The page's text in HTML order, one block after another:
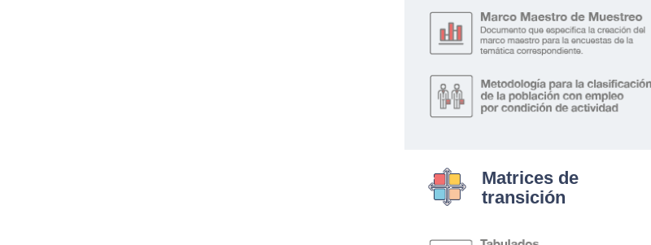
Matrices de
transición